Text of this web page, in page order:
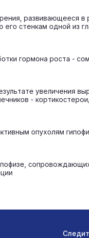
развивающееся в
стенкам одной из
гормона роста -
увеличения
-
опухолям